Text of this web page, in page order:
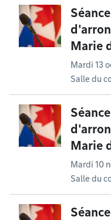
Marie
Mardi 13
Salle du
Marie
Mardi 10
Salle du